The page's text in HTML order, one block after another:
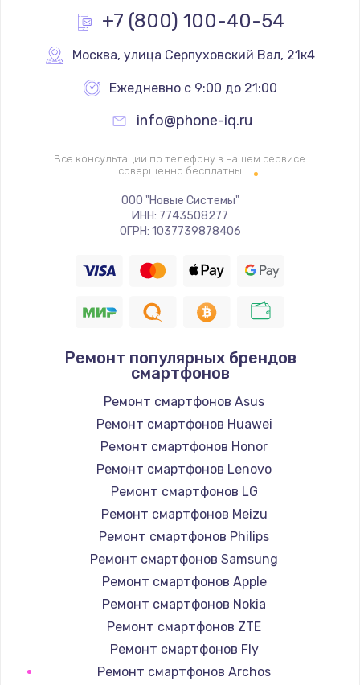
Замена контроллера питания
Замена южного моста
2600 руб.
Заказать
Чистка от пыли
990 руб.
1090 руб.
Ремонт подсветки
1200 руб.
Заказать
Настройка BIOS
930 руб.
Заказать
Замена SSD
990 руб.
Заказать
Восстановление данных
990 руб.
+7 (800) 100-40-54
Москва, улица Серпуховский Вал, 21к4
Ежедневно с 9:00 до 21:00
info@phone-iq.ru
Все консультации по телефону в нашем сервисе
совершенно бесплатны
ООО "Новые Системы"
ИНН: 7743508277
ОГРН: 1037739878406
Ремонт популярных брендов
смартфонов
Ремонт смартфонов Asus
Ремонт смартфонов Huawei
Ремонт смартфонов Honor
Ремонт смартфонов Lenovo
Ремонт смартфонов LG
Ремонт смартфонов Meizu
Ремонт смартфонов Philips
Ремонт смартфонов Samsung
Ремонт смартфонов Apple
Ремонт смартфонов Nokia
Ремонт смартфонов ZTE
Ремонт смартфонов Fly
Ремонт смартфонов Archos